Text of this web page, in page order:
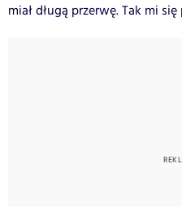
miał długą przerwę. Tak mi